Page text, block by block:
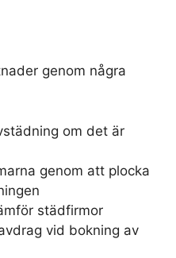
genom några
om det är
genom att plocka
städfirmor
vid bokning av